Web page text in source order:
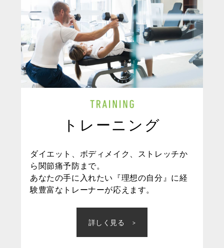
トレーニング
ダイエット、ボディメイク、ストレッチか
ら関節痛予防まで。
あなたの手に入れたい『理想の自分』に経
験豊富なトレーナーが応えます。
詳しく見る